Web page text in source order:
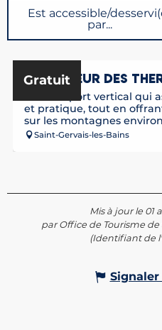
Est accessible/
par...
En lien avec
Gratuit
ASCENSEUR DES
Un transport vertical qui
et pratique, tout en
sur les montagnes
Saint-Gervais-les-Bains
Mis à jour le 01
par Office de Tourisme
(Identifiant de